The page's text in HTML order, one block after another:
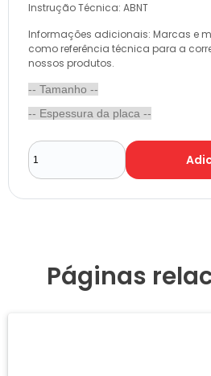
Instrução Técnica: ABNT
Informações adicionais: Marcas e
como referência técnica para a
nossos produtos.
Páginas